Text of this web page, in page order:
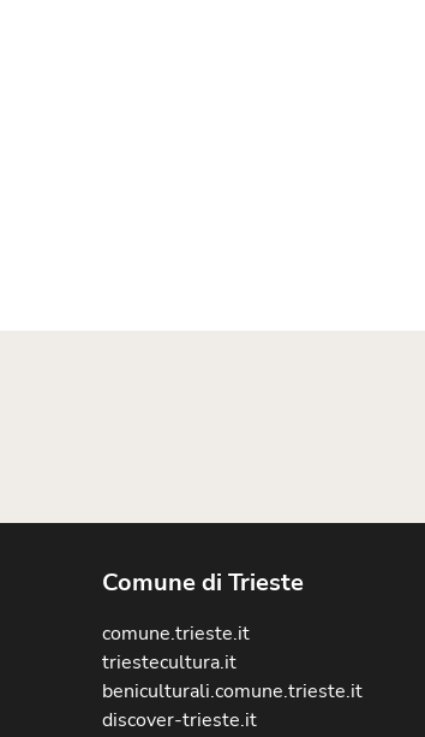
Comune di Trieste
comune.trieste.it
triestecultura.it
beniculturali.comune.trieste.it
discover-trieste.it